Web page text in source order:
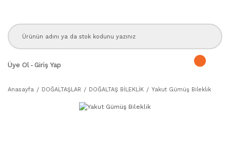
Üye Ol - Giriş Yap
Anasayfa DOĞALTAŞLAR DOĞALTAŞ BİLEKLİK Yakut Gümüş Bileklik